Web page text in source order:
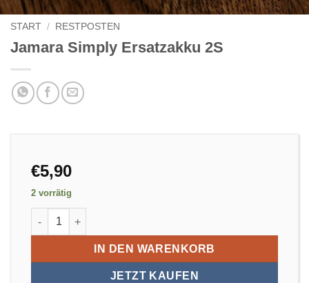
START / RESTPOSTEN
Jamara Simply Ersatzakku 2S
€5,90
2 vorrätig
Jamara Simply Ersatzakku 2S Menge
IN DEN WARENKORB
JETZT KAUFEN